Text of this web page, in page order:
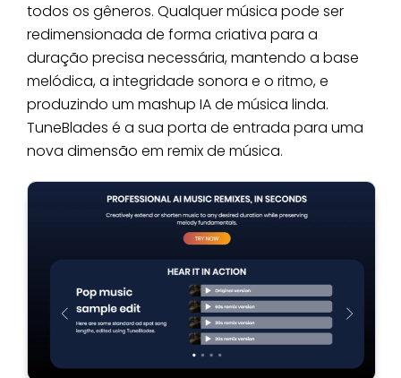
todos os gêneros. Qualquer música pode ser
redimensionada de forma criativa para a
duração precisa necessária, mantendo a base
melódica, a integridade sonora e o ritmo, e
produzindo um mashup IA de música linda.
TuneBlades é a sua porta de entrada para uma
nova dimensão em remix de música.